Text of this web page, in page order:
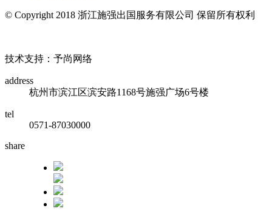
© Copyright 2018 浙江施强出国服务有限公司 保留所有权利
技术支持：予尚网络
address
杭州市滨江区滨安路1168号施强广场6号楼
tel
0571-87030000
share